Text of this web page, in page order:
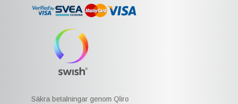
Säkra betalningar genom Qliro